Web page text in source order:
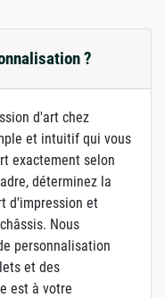
?
d'art chez
et intuitif qui vous
exactement selon
déterminez la
d'impression et
Nous
personnalisation
et des
est à votre